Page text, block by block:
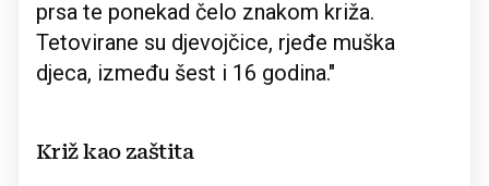
prsa te ponekad čelo znakom križa.
Tetovirane su djevojčice, rjeđe muška
djeca, između šest i 16 godina."
Križ kao zaštita